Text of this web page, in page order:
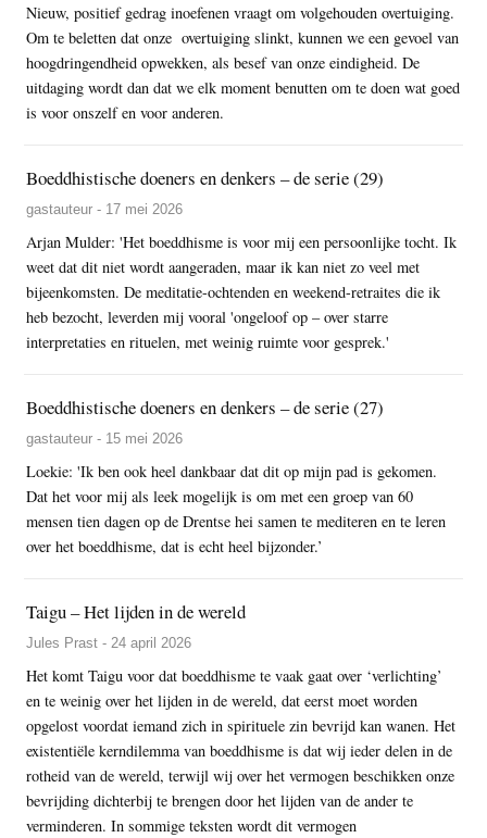
Nieuw, positief gedrag inoefenen vraagt om volgehouden overtuiging.
Om te beletten dat onze overtuiging slinkt, kunnen we een gevoel van
hoogdringendheid opwekken, als besef van onze eindigheid. De
uitdaging wordt dan dat we elk moment benutten om te doen wat goed
is voor onszelf en voor anderen.
Boeddhistische doeners en denkers – de serie (29)
gastauteur - 17 mei 2026
Arjan Mulder: 'Het boeddhisme is voor mij een persoonlijke tocht. Ik
weet dat dit niet wordt aangeraden, maar ik kan niet zo veel met
bijeenkomsten. De meditatie-ochtenden en weekend-retraites die ik
heb bezocht, leverden mij vooral 'ongeloof op – over starre
interpretaties en rituelen, met weinig ruimte voor gesprek.'
Boeddhistische doeners en denkers – de serie (27)
gastauteur - 15 mei 2026
Loekie: 'Ik ben ook heel dankbaar dat dit op mijn pad is gekomen.
Dat het voor mij als leek mogelijk is om met een groep van 60
mensen tien dagen op de Drentse hei samen te mediteren en te leren
over het boeddhisme, dat is echt heel bijzonder.’
Taigu – Het lijden in de wereld
Jules Prast - 24 april 2026
Het komt Taigu voor dat boeddhisme te vaak gaat over ‘verlichting’
en te weinig over het lijden in de wereld, dat eerst moet worden
opgelost voordat iemand zich in spirituele zin bevrijd kan wanen. Het
existentiële kerndilemma van boeddhisme is dat wij ieder delen in de
rotheid van de wereld, terwijl wij over het vermogen beschikken onze
bevrijding dichterbij te brengen door het lijden van de ander te
verminderen. In sommige teksten wordt dit vermogen